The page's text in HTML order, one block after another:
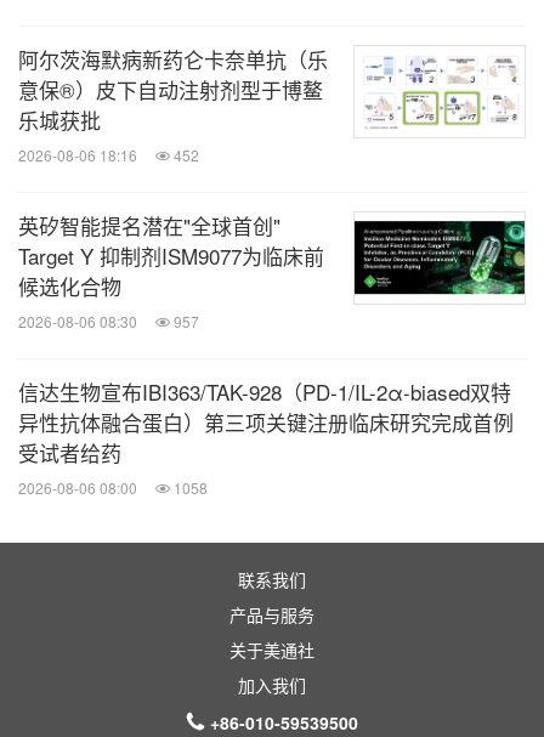
阿尔茨海默病新药仑卡奈单抗（乐
意保®）皮下自动注射剂型于博鳌
乐城获批
2026-08-06 18:16 452
英矽智能提名潜在"全球首创"
Target Y 抑制剂ISM9077为临床前
候选化合物
2026-08-06 08:30 957
信达生物宣布IBI363/TAK-928（PD-1/IL-2α-biased双特
异性抗体融合蛋白）第三项关键注册临床研究完成首例
受试者给药
2026-08-06 08:00 1058
联系我们
产品与服务
关于美通社
加入我们
+86-010-59539500